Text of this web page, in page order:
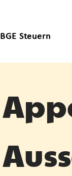
BGE Steuern